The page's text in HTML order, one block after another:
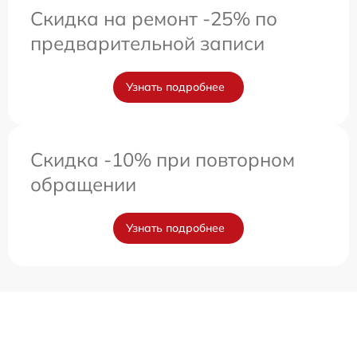
Скидка на ремонт -25% по
предварительной записи
Узнать подробнее
Скидка -10% при повторном
обращении
Узнать подробнее